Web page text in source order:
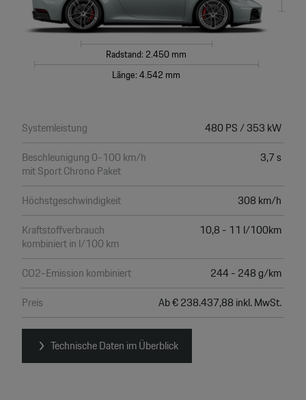
Radstand: 2.450 mm
Länge: 4.542 mm
Systemleistung
480 PS / 353 kW
Beschleunigung 0-100 km/h
mit Sport Chrono Paket
3,7 s
Höchstgeschwindigkeit
308 km/h
Kraftstoffverbrauch
kombiniert in l/100 km
10,8 - 11 l/100km
CO2-Emission kombiniert
244 - 248 g/km
Preis
Ab € 238.437,88 inkl. MwSt.
Technische Daten im Überblick